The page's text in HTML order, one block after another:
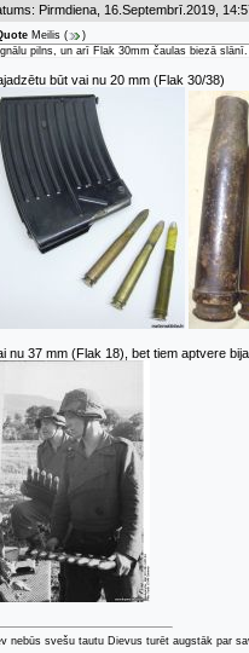
Pirmdiena, 16.Septembrī.2019,
Meilis (
)
pilns, un arī Flak 30mm čaulas biezā slānī.
būt vai nu 20 mm (Flak 30/38)
nu 37 mm (Flak 18), bet tiem aptvere
nebūs svešu tautu Dievus turēt augstāk par